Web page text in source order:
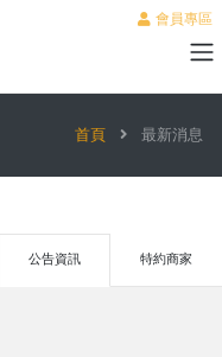
會員專區
首頁 最新消息
公告資訊 特約商家